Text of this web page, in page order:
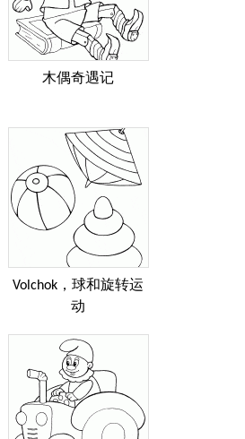
木偶奇遇记
Volchok，球和旋转运
动